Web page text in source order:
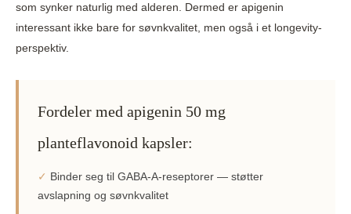
som synker naturlig med alderen. Dermed er apigenin
interessant ikke bare for søvnkvalitet, men også i et longevity-
perspektiv.
Fordeler med apigenin 50 mg
planteflavonoid kapsler:
✓ Binder seg til GABA-A-reseptorer — støtter
avslapning og søvnkvalitet